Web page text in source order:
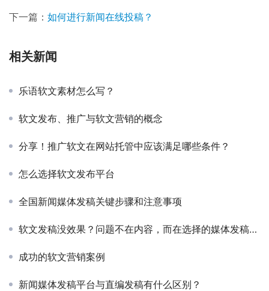
下一篇： 如何进行新闻在线投稿？
相关新闻
乐语软文素材怎么写？
软文发布、推广与软文营销的概念
分享！推广软文在网站托管中应该满足哪些条件？
怎么选择软文发布平台
全国新闻媒体发稿关键步骤和注意事项
软文发稿没效果？问题不在内容，而在选择的媒体发稿平台上！
成功的软文营销案例
新闻媒体发稿平台与直编发稿有什么区别？